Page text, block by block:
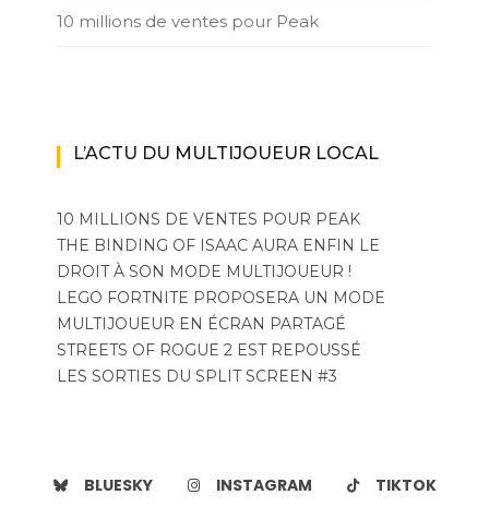
10 millions de ventes pour Peak
L’ACTU DU MULTIJOUEUR LOCAL
10 MILLIONS DE VENTES POUR PEAK
THE BINDING OF ISAAC AURA ENFIN LE
DROIT À SON MODE MULTIJOUEUR !
LEGO FORTNITE PROPOSERA UN MODE
MULTIJOUEUR EN ÉCRAN PARTAGÉ
STREETS OF ROGUE 2 EST REPOUSSÉ
LES SORTIES DU SPLIT SCREEN #3
BLUESKY INSTAGRAM TIKTOK